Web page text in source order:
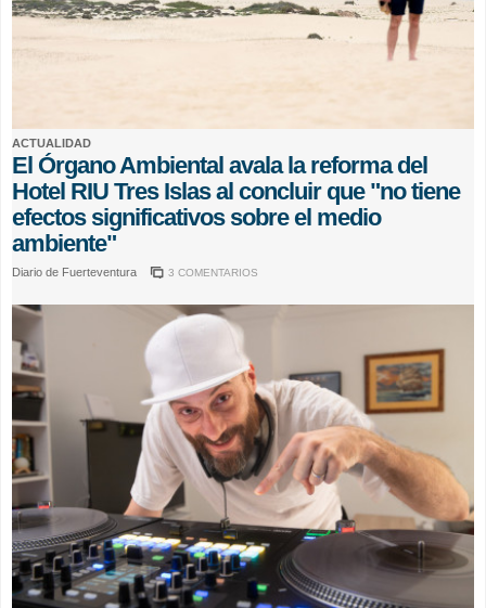
ACTUALIDAD
El Órgano Ambiental avala la reforma del
Hotel RIU Tres Islas al concluir que "no tiene
efectos significativos sobre el medio
ambiente"
Diario de Fuerteventura 3 COMENTARIOS